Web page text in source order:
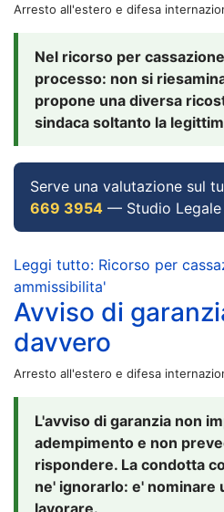
Arresto all'estero e difesa
Nel ricorso per
processo: non si
propone una diversa
sindaca soltanto la
Serve una valutazione sul
669 3954 — Studio Legale
Leggi tutto: Ricorso per
ammissibilita'
Avviso di
davvero
Arresto all'estero e difesa
L'avviso di garanzia non
adempimento e non
rispondere. La condotta
ne' ignorarlo: e' nominare
lavorare.